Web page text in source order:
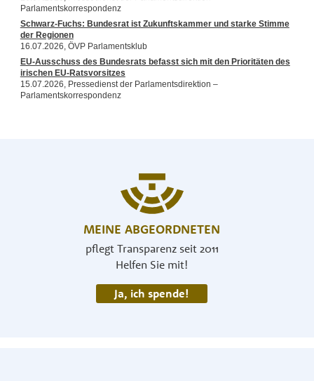
MEINE ABGEORDNETEN
pflegt Transparenz seit 2011
Helfen Sie mit!
Ja, ich spende!